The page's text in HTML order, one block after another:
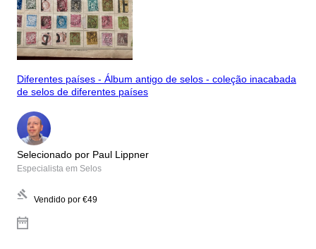
Diferentes países - Álbum antigo de selos - coleção inacabada
de selos de diferentes países
Selecionado por Paul Lippner
Especialista em Selos
Vendido por €49